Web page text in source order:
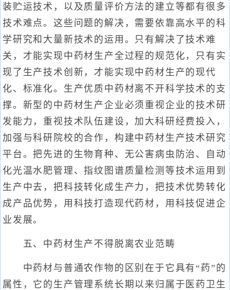
装贮运技术，以及质量评价方法的建立等都有很多
技术难点。这些问题的解决，需要依靠高水平的科
学研究和大量新技术的运用。只有解决了技术难
关，才能实现中药材生产全过程的规范化，只有实
现了生产技术创新，才能实现中药材生产的现代
化、标准化。生产优质中药材离不开科学技术的支
撑。新型的中药材生产企业必须重视企业的技术研
发能力，重视技术队伍建设，加大科研经费投入，
加强与科研院校的合作，构建中药材生产技术研究
平台。把先进的生物育种、无公害病虫防治、自动
化光温水肥管理、指纹图谱质量检测等技术运用到
生产中去，把科技转化成生产力，把技术优势转化
成产品优势，用科技打造现代药材，用科技促进企
业发展。
五、中药材生产不得脱离农业范畴
中药材与普通农作物的区别在于它具有“药”的
属性，它的生产管理系统长期以来归属于医药卫生